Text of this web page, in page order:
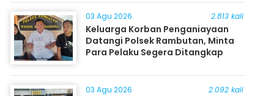
03 Agu 2026 2.813 kali
Keluarga Korban Penganiayaan
Datangi Polsek Rambutan, Minta
Para Pelaku Segera Ditangkap
03 Agu 2026 2.092 kali